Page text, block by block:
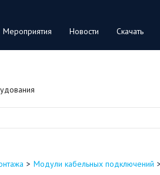
Мероприятия Новости Скачать
Модули кабельных подключений